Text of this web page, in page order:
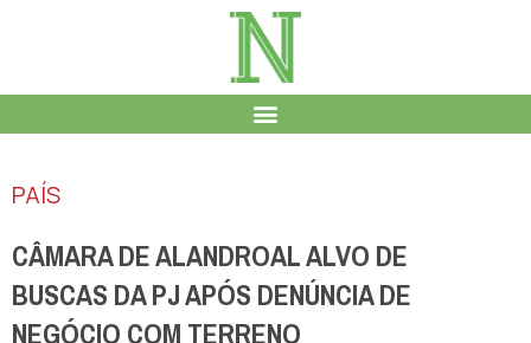
PAÍS
CÂMARA DE ALANDROAL ALVO DE
BUSCAS DA PJ APÓS DENÚNCIA DE